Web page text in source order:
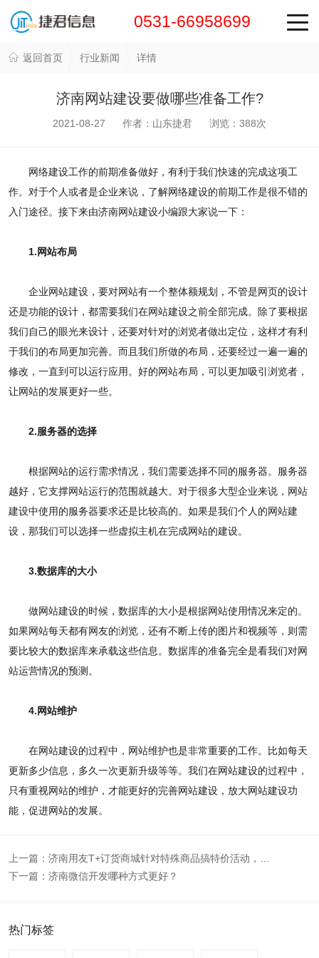
0531-66958699
返回首页 行业新闻 详情
济南网站建设要做哪些准备工作?
2021-08-27 作者：山东捷君 浏览： 388次
网络建设工作的前期准备做好，有利于我们快速的完成这项工
作。对于个人或者是企业来说，了解网络建设的前期工作是很不错的
入门途径。接下来由济南网站建设小编跟大家说一下：
1.网站布局
企业网站建设，要对网站有一个整体额规划，不管是网页的设计
还是功能的设计，都需要我们在网站建设之前全部完成。除了要根据
我们自己的眼光来设计，还要对针对的浏览者做出定位，这样才有利
于我们的布局更加完善。而且我们所做的布局，还要经过一遍一遍的
修改，一直到可以运行应用。好的网站布局，可以更加吸引浏览者，
让网站的发展更好一些。
2.服务器的选择
根据网站的运行需求情况，我们需要选择不同的服务器。服务器
越好，它支撑网站运行的范围就越大。对于很多大型企业来说，网站
建设中使用的服务器要求还是比较高的。如果是我们个人的网站建
设，那我们可以选择一些虚拟主机在完成网站的建设。
3.数据库的大小
做网站建设的时候，数据库的大小是根据网站使用情况来定的。
如果网站每天都有网友的浏览，还有不断上传的图片和视频等，则需
要比较大的数据库来承载这些信息。数据库的准备完全是看我们对网
站运营情况的预测。
4.网站维护
在网站建设的过程中，网站维护也是非常重要的工作。比如每天
更新多少信息，多久一次更新升级等等。我们在网站建设的过程中，
只有重视网站的维护，才能更好的完善网站建设，放大网站建设功
能，促进网站的发展。
上一篇：
下一篇： 济南微信开发哪种方式更好？
热门标签